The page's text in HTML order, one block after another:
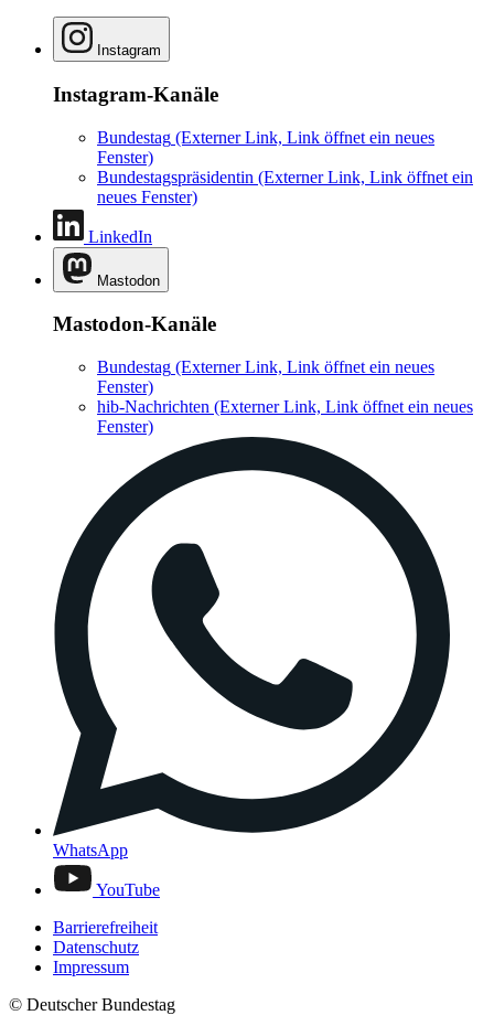
Instagram
Instagram-Kanäle
Bundestag (Externer Link, Link öffnet ein neues
Fenster)
Bundestagspräsidentin (Externer Link, Link öffnet ein
neues Fenster)
LinkedIn
Mastodon
Mastodon-Kanäle
Bundestag (Externer Link, Link öffnet ein neues
Fenster)
hib-Nachrichten (Externer Link, Link öffnet ein neues
Fenster)
WhatsApp
YouTube
Barrierefreiheit
Datenschutz
Impressum
© Deutscher Bundestag